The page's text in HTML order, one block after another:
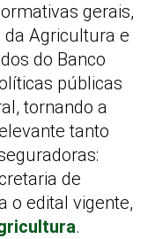
gerais,
Agricultura e
do Banco
públicas
tornando a
tanto
de
o edital vigente,
.